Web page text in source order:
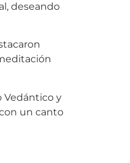
deseando
Vedántico y
un canto